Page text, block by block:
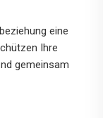
eine
Ihre
gemeinsam